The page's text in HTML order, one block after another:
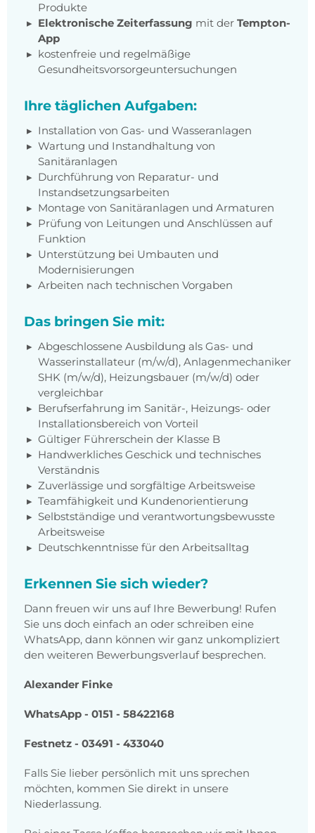
Produkte
Elektronische Zeiterfassung mit der Tempton-
App
kostenfreie und regelmäßige
Gesundheitsvorsorgeuntersuchungen
Ihre täglichen Aufgaben:
Installation von Gas- und Wasseranlagen
Wartung und Instandhaltung von
Sanitäranlagen
Durchführung von Reparatur- und
Instandsetzungsarbeiten
Montage von Sanitäranlagen und Armaturen
Prüfung von Leitungen und Anschlüssen auf
Funktion
Unterstützung bei Umbauten und
Modernisierungen
Arbeiten nach technischen Vorgaben
Das bringen Sie mit:
Abgeschlossene Ausbildung als Gas- und
Wasserinstallateur (m/w/d), Anlagenmechaniker
SHK (m/w/d), Heizungsbauer (m/w/d) oder
vergleichbar
Berufserfahrung im Sanitär-, Heizungs- oder
Installationsbereich von Vorteil
Gültiger Führerschein der Klasse B
Handwerkliches Geschick und technisches
Verständnis
Zuverlässige und sorgfältige Arbeitsweise
Teamfähigkeit und Kundenorientierung
Selbstständige und verantwortungsbewusste
Arbeitsweise
Deutschkenntnisse für den Arbeitsalltag
Erkennen Sie sich wieder?
Dann freuen wir uns auf Ihre Bewerbung! Rufen
Sie uns doch einfach an oder schreiben eine
WhatsApp, dann können wir ganz unkompliziert
den weiteren Bewerbungsverlauf besprechen.
Alexander Finke
WhatsApp - 0151 - 58422168
Festnetz - 03491 - 433040
Falls Sie lieber persönlich mit uns sprechen
möchten, kommen Sie direkt in unsere
Niederlassung.